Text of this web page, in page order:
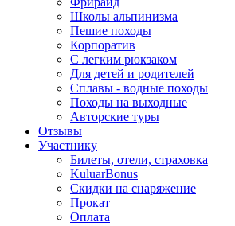
Школы альпинизма
Пешие походы
Корпоратив
С легким рюкзаком
Для детей и родителей
Сплавы - водные походы
Походы на выходные
Авторские туры
Отзывы
Участнику
Билеты, отели, страховка
KuluarBonus
Скидки на снаряжение
Прокат
Оплата